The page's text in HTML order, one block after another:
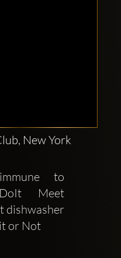
New York
to
Meet
dishwasher
or Not